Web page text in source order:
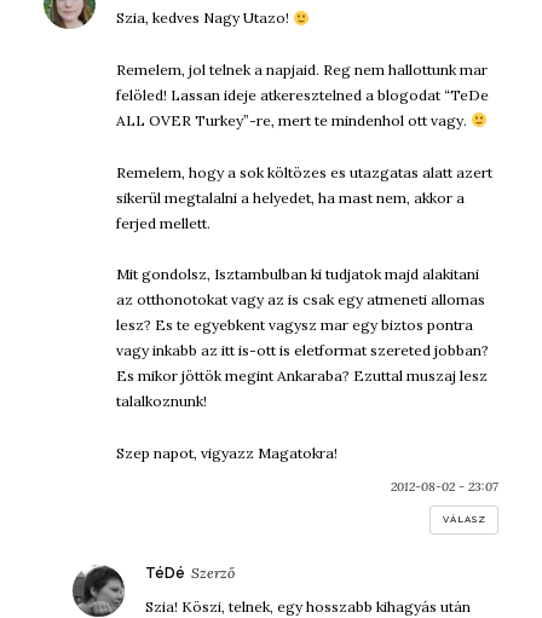
Szia, kedves Nagy Utazo!
Remelem, jol telnek a napjaid. Reg nem hallottunk mar
felöled! Lassan ideje atkeresztelned a blogodat “TeDe
ALL OVER Turkey”-re, mert te mindenhol ott vagy.
Remelem, hogy a sok költözes es utazgatas alatt azert
sikerül megtalalni a helyedet, ha mast nem, akkor a
ferjed mellett.
Mit gondolsz, Isztambulban ki tudjatok majd alakitani
az otthonotokat vagy az is csak egy atmeneti allomas
lesz? Es te egyebkent vagysz mar egy biztos pontra
vagy inkabb az itt is-ott is eletformat szereted jobban?
Es mikor jöttök megint Ankaraba? Ezuttal muszaj lesz
talalkoznunk!
Szep napot, vigyazz Magatokra!
2012-08-02 - 23:07
VÁLASZ
TéDé szerint:
Szia! Köszi, telnek, egy hosszabb kihagyás után